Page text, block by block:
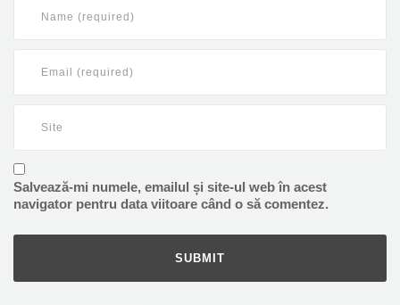
Salvează-mi numele, emailul și site-ul web în acest
navigator pentru data viitoare când o să comentez.